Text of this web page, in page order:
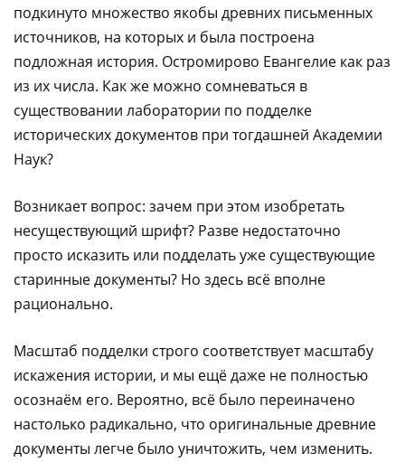
подкинуто множество якобы древних письменных
источников, на которых и была построена
подложная история. Остромирово Евангелие как раз
из их числа. Как же можно сомневаться в
существовании лаборатории по подделке
исторических документов при тогдашней Академии
Наук?
Возникает вопрос: зачем при этом изобретать
несуществующий шрифт? Разве недостаточно
просто исказить или подделать уже существующие
старинные документы? Но здесь всё вполне
рационально.
Масштаб подделки строго соответствует масштабу
искажения истории, и мы ещё даже не полностью
осознаём его. Вероятно, всё было переиначено
настолько радикально, что оригинальные древние
документы легче было уничтожить, чем изменить.